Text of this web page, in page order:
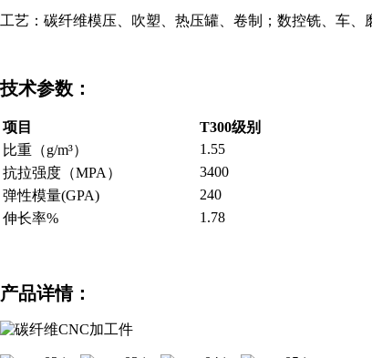
工艺：碳纤维模压、吹塑、热压罐、卷制；数控铣、车、
技术参数：
项目 T300级别
比重（g/m³）
1.55
抗拉强度（MPA）
3400
弹性模量(GPA)
240
伸长率%
1.78
产品详情：